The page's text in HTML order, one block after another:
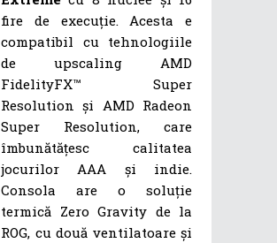
fire de execuție. Acesta e
compatibil cu tehnologiile
de upscaling AMD
FidelityFX™ Super
Resolution și AMD Radeon
Super Resolution, care
îmbunătățesc calitatea
jocurilor AAA și indie.
Consola are o soluție
termică Zero Gravity de la
ROG, cu două ventilatoare și